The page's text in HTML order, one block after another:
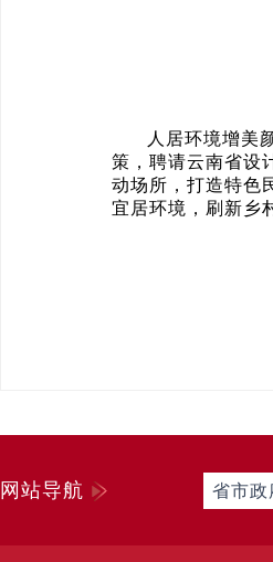
人居环境增美
策，聘请云南省设
动场所，打造特色
宜居环境，刷新乡
网站导航 省市政